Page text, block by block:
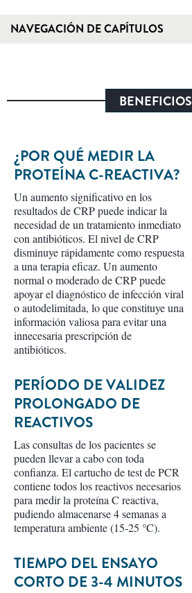
NAVEGACIÓN DE CAPÍTULOS
BENEFICIOS
¿POR QUÉ MEDIR LA
PROTEÍNA C-REACTIVA?
Un aumento significativo en los
resultados de CRP puede indicar la
necesidad de un tratamiento inmediato
con antibióticos. El nivel de CRP
disminuye rápidamente como respuesta
a una terapia eficaz. Un aumento
normal o moderado de CRP puede
apoyar el diagnóstico de infección viral
o autodelimitada, lo que constituye una
información valiosa para evitar una
innecesaria prescripción de
antibióticos.
PERÍODO DE VALIDEZ
PROLONGADO DE
REACTIVOS
Las consultas de los pacientes se
pueden llevar a cabo con toda
confianza. El cartucho de test de PCR
contiene todos los reactivos necesarios
para medir la proteína C reactiva,
pudiendo almacenarse 4 semanas a
temperatura ambiente (15-25 °C).
TIEMPO DEL ENSAYO
CORTO DE 3-4 MINUTOS